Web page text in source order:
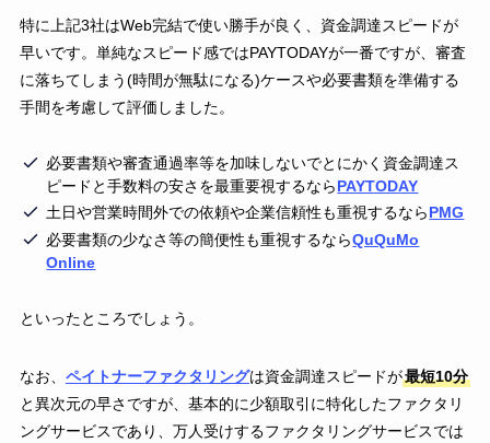
特に上記3社はWeb完結で使い勝手が良く、資金調達スピードが
早いです。単純なスピード感ではPAYTODAYが一番ですが、審査
に落ちてしまう(時間が無駄になる)ケースや必要書類を準備する
手間を考慮して評価しました。
必要書類や審査通過率等を加味しないでとにかく資金調達ス
ピードと手数料の安さを最重要視するならPAYTODAY
土日や営業時間外での依頼や企業信頼性も重視するならPMG
必要書類の少なさ等の簡便性も重視するならQuQuMo
Online
といったところでしょう。
なお、 ペイトナーファクタリングは資金調達スピードが最短10分
と異次元の早さですが、基本的に少額取引に特化したファクタリ
ングサービスであり、万人受けするファクタリングサービスでは